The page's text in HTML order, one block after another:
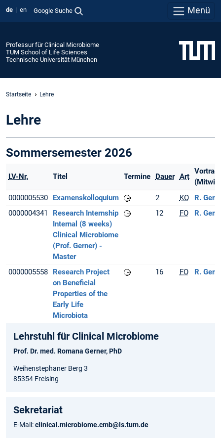
de en Google Suche Menü
Professur für Clinical Microbiome
TUM School of Life Sciences
Technische Universität München
Startseite Lehre
Lehre
Sommersemester 2026
LV-Nr. Titel Termine Dauer Art
0000005530
Examenskolloquium 2 KO
R.
0000004341
Research Internship
Internal (8 weeks)
Clinical Microbiome
(Prof. Gerner) -
Master
12 FO R.
0000005558
Research Project
on Beneficial
Properties of the
Early Life
Microbiota
16 FO R.
Lehrstuhl für Clinical Microbiome
Prof. Dr. med. Romana Gerner, PhD
Weihenstephaner Berg 3
85354 Freising
Sekretariat
E-Mail:clinical.microbiome.cmb@ls.tum.de